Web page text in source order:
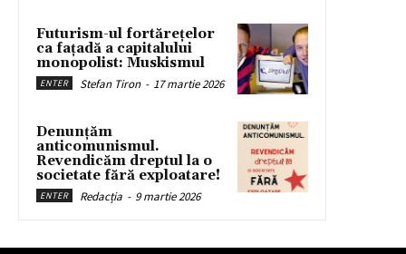
Futurism-ul fortărețelor
ca fațadă a capitalului
monopolist: Muskismul
ENTER Stefan Tiron - 17 martie 2026
Denunțăm
anticomunismul.
Revendicăm dreptul la o
societate fără exploatare!
ENTER Redacția - 9 martie 2026